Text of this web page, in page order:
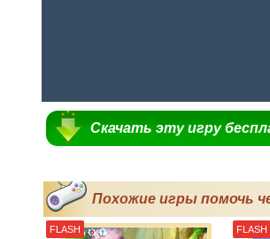
Скачать эту игру
Похожие игры помочь
FLASH FLASH